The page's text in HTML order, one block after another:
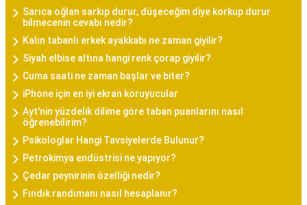
Sarıca oğlan sarkıp durur, düşeceğim diye korkup durur
bilmecenin cevabı nedir?
Kalın tabanlı erkek ayakkabı ne zaman giyilir?
Siyah elbise altına hangi renk çorap giyilir?
Cuma saati ne zaman başlar ve biter?
iPhone için en iyi ekran koruyucular
Ayt'nin yüzdelik dilime göre taban puanlarını nasıl
öğrenebilirim?
Psikologlar Hangi Tavsiyelerde Bulunur?
Petrokimya endüstrisi ne yapıyor?
Çedar peynirinin özelliği nedir?
Fındık randımanı nasıl hesaplanır?